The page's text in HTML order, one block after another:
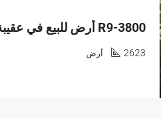
2623 أرض